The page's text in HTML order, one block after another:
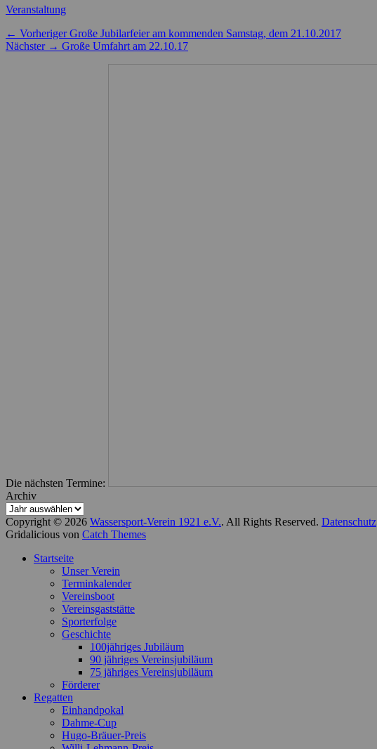
Kategorien
Veranstaltung
Beitragsnavigation
← Vorheriger Vorheriger
Beitrag:
Große Jubilarfeier am kommenden Samstag, dem 21.10.2017
Nächster → Nächster
Große Umfahrt am 22.10.17
Die nächsten Termine:
Archiv
Copyright © 2026 Wassersport-Verein 1921 e.V.. All Rights Reserved. Datenschutz
Gridalicious von Catch Themes
oben
Startseite
Unser Verein
Terminkalender
Vereinsboot
Vereinsgaststätte
Sporterfolge
Geschichte
100jähriges Jubiläum
90 jähriges Vereinsjubiläum
75 jähriges Vereinsjubiläum
Förderer
Regatten
Einhandpokal
Dahme-Cup
Hugo-Bräuer-Preis